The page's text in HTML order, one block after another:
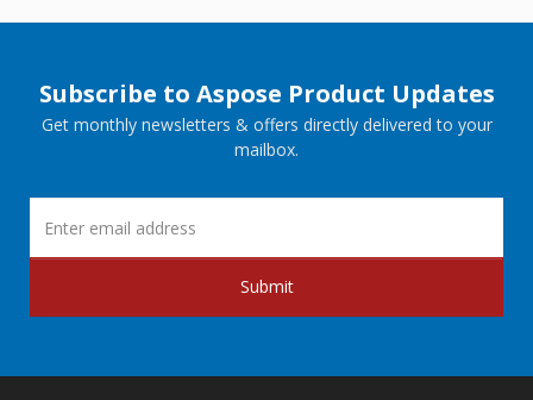
Subscribe to Aspose Product Updates
Get monthly newsletters & offers directly delivered to your
mailbox.
Submit